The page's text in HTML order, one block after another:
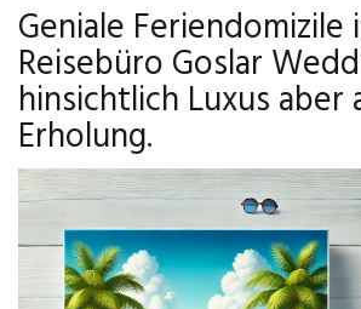
Geniale
Reisebüro Goslar
hinsichtlich Luxus aber
Erholung.